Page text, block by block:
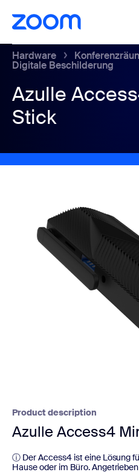
wechseln
Chat wechseln
Hardware
Digitale Beschilderung
Azulle
Stick
Product description
Azulle Access4
ⓘ Der Access4 ist eine Lösung
Hause oder im Büro.